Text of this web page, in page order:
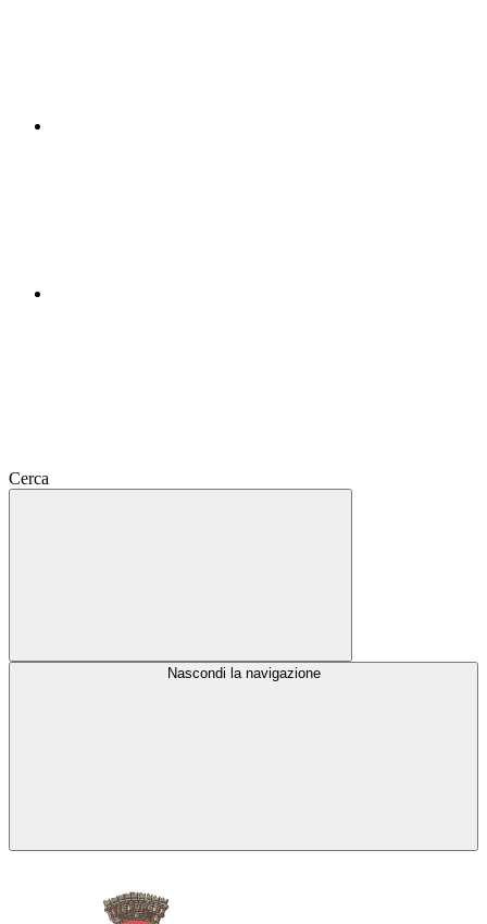
Cerca
Nascondi la navigazione